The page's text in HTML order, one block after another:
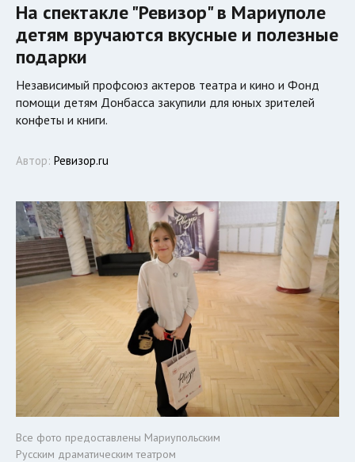
На спектакле "Ревизор" в Мариуполе
детям вручаются вкусные и полезные
подарки
Независимый профсоюз актеров театра и кино и Фонд
помощи детям Донбасса закупили для юных зрителей
конфеты и книги.
Автор: Ревизор.ru
Все фото предоставлены Мариупольским
Русским драматическим театром